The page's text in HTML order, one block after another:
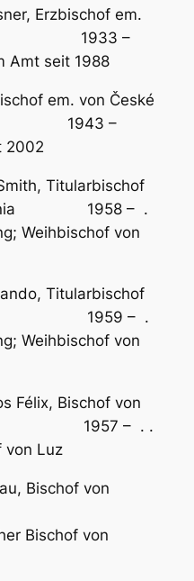
Erzbischof em.
–
seit 1988
em. von České
1943 –
Titularbischof
1958 – .
von
Titularbischof
1959 – .
von
Bischof von
1957 – . .
Luz
Bischof von
von